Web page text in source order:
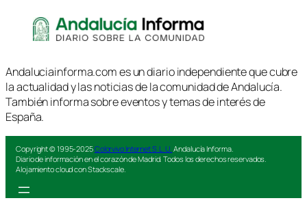
Andaluciainforma.com es un diario independiente que cubre
la actualidad y las noticias de la comunidad de Andalucía.
También informa sobre eventos y temas de interés de
España.
Copyright © 1995-2025Colorvivo Internet S.L.U. Andalucía Informa.
Diario de información en el corazón de Madrid. Todos los derechos reservados.
Alojamiento cloud con Stackscale.